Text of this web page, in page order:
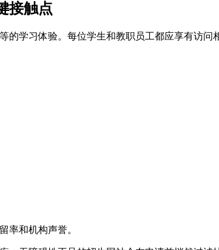
接触点
学习体验。每位学生和教职员工都应享有访问
率和机构声誉。